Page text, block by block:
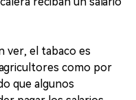
ver, el tabaco es
como por
que algunos